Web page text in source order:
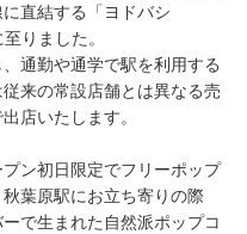
直結する「ヨドバシ
りました。
通勤や通学で駅を利用する
来の常設店舗とは異なる売
店いたします。
ン初日限定でフリーポップ
葉原駅にお立ち寄りの際
で生まれた自然派ポップコ